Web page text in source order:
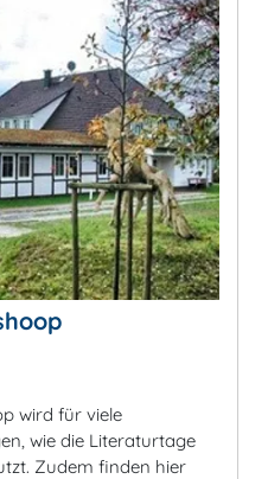
wird für viele
wie die Literaturtage
Zudem finden hier